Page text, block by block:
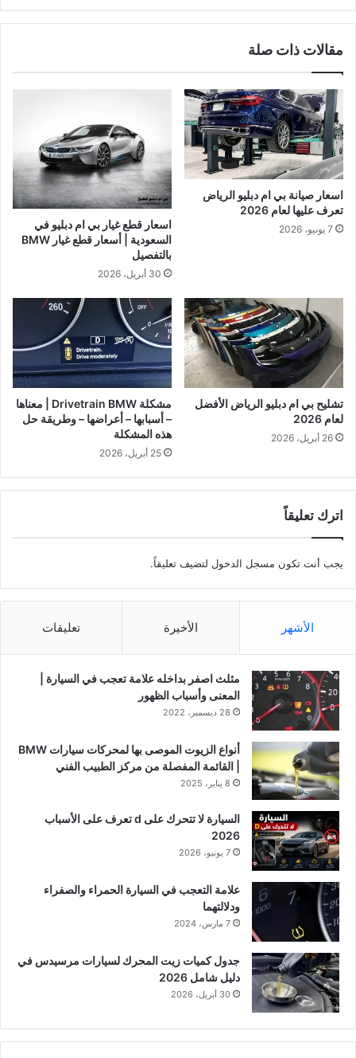
مقالات ذات صلة
اسعار صيانة بي ام دبليو الرياض
تعرف عليها لعام 2026
7 يونيو، 2026
اسعار قطع غيار بي ام دبليو في
السعودية | أسعار قطع غيار BMW
بالتفصيل
30 أبريل، 2026
تشليح بي ام دبليو الرياض الأفضل
لعام 2026
26 أبريل، 2026
مشكلة Drivetrain BMW | معناها
– أسبابها – أعراضها – وطريقة حل
هذه المشكلة
25 أبريل، 2026
اترك تعليقاً
يجب أنت تكون مسجل الدخول لتضيف تعليقاً.
الأشهر الأخيرة تعليقات
مثلث اصفر بداخله علامة تعجب في السيارة |
المعنى وأسباب الظهور
28 ديسمبر، 2022
أنواع الزيوت الموصى بها لمحركات سيارات BMW
| القائمة المفصلة من مركز الطبيب الفني
8 يناير، 2025
السيارة لا تتحرك على d تعرف على الأسباب
2026
7 يونيو، 2026
علامة التعجب في السيارة الحمراء والصفراء
ودلالتهما
7 مارس، 2024
جدول كميات زيت المحرك لسيارات مرسيدس في
دليل شامل 2026
30 أبريل، 2026